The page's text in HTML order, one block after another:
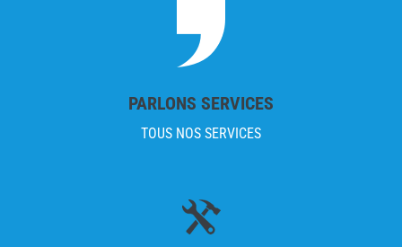
PARLONS SERVICES
TOUS NOS SERVICES